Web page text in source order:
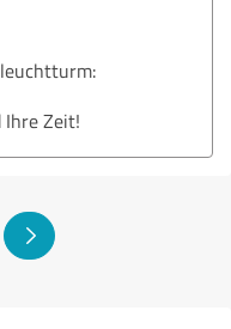
Ihre Zeit!